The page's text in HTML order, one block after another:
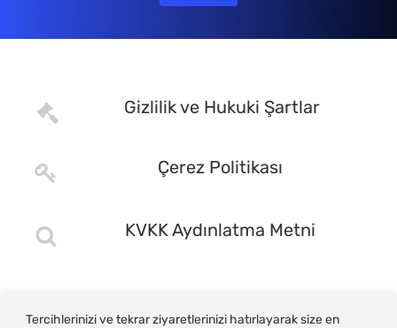
Tercihlerinizi ve tekrar ziyaretlerinizi hatırlayarak size en
Gizlilik ve Hukuki Şartlar
Çerez Politikası
KVKK Aydınlatma Metni